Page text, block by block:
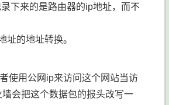
下来的是路由器的ip地址，而不
址的地址转换。
使用公网ip来访问这个网站当访
会把这个数据包的报头改写一